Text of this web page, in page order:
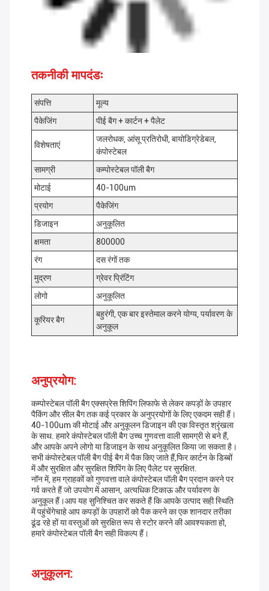
तकनीकी मापदंडः
संपत्ति
मूल्य
पैकेजिंग
पीई बैग + कार्टन + पैलेट
विशेषताएं
जलरोधक, आंसू प्रतिरोधी, बायोडिग्रेडेबल,
कंपोस्टेबल
सामग्री
कम्पोस्टेबल पॉली बैग
मोटाई
40-100um
प्रयोग
पैकेजिंग
डिजाइन
अनुकूलित
क्षमता
800000
रंग
दस रंगों तक
मुद्रण
ग्रेवर प्रिंटिंग
लोगो
अनुकूलित
कूरियर बैग
बहुरंगी, एक बार इस्तेमाल करने योग्य, पर्यावरण के
अनुकूल
अनुप्रयोग:
कम्पोस्टेबल पॉली बैग एक्सप्रेस शिपिंग लिफाफे से लेकर कपड़ों के उपहार
पैकिंग और सील बैग तक कई प्रकार के अनुप्रयोगों के लिए एकदम सही हैं।
40-100um की मोटाई और अनुकूलन डिजाइन की एक विस्तृत श्रृंखला
के साथ. हमारे कंपोस्टेबल पॉली बैग उच्च गुणवत्ता वाली सामग्री से बने हैं,
और आपके अपने लोगो या डिजाइन के साथ अनुकूलित किया जा सकता है।
सभी कंपोस्टेबल पॉली बैग पीई बैग में पैक किए जाते हैं,फिर कार्टन के डिब्बों
में और सुरक्षित और सुरक्षित शिपिंग के लिए पैलेट पर सुरक्षित.
नॉन में, हम ग्राहकों को गुणवत्ता वाले कंपोस्टेबल पॉली बैग प्रदान करने पर
गर्व करते हैं जो उपयोग में आसान, अत्यधिक टिकाऊ और पर्यावरण के
अनुकूल हैं।आप यह सुनिश्चित कर सकते हैं कि आपके उत्पाद सही स्थिति
में पहुंचेंगेचाहे आप कपड़ों के उपहारों को पैक करने का एक शानदार तरीका
ढूंढ रहे हों या वस्तुओं को सुरक्षित रूप से स्टोर करने की आवश्यकता हो,
हमारे कंपोस्टेबल पॉली बैग सही विकल्प हैं।
अनुकूलन: